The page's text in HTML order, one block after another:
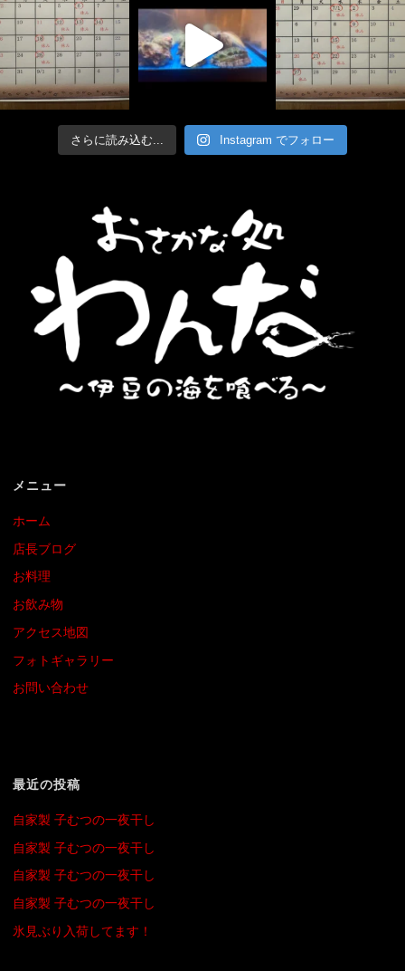
さらに読み込む... Instagram でフォロー
メニュー
ホーム
店長ブログ
お料理
お飲み物
アクセス地図
フォトギャラリー
お問い合わせ
最近の投稿
自家製 子むつの一夜干し
自家製 子むつの一夜干し
自家製 子むつの一夜干し
自家製 子むつの一夜干し
氷見ぶり入荷してます！